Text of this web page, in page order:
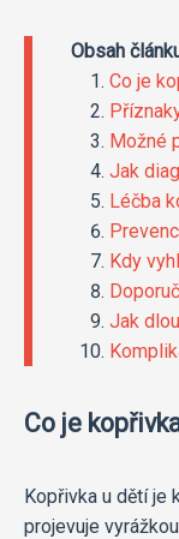
Obsah
Co je
Možné
Jak
Léčba
Kdy
Jak
Co je
Kopřivka u dětí je
projevuje